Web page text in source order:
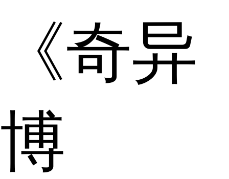
《奇异
博